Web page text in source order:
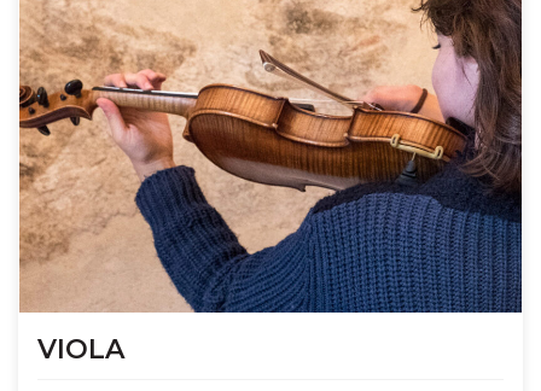
VIOLA